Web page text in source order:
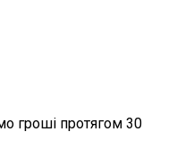
гроші протягом 30